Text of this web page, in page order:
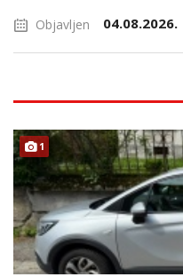
Objavljen 04.08.2026.
1